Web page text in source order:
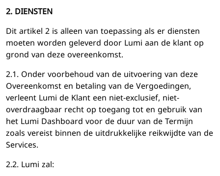
2. DIENSTEN
Dit artikel 2 is alleen van toepassing als er diensten
moeten worden geleverd door Lumi aan de klant op
grond van deze overeenkomst.
2.1. Onder voorbehoud van de uitvoering van deze
Overeenkomst en betaling van de Vergoedingen,
verleent Lumi de Klant een niet-exclusief, niet-
overdraagbaar recht op toegang tot en gebruik van
het Lumi Dashboard voor de duur van de Termijn
zoals vereist binnen de uitdrukkelijke reikwijdte van de
Services.
2.2. Lumi zal: